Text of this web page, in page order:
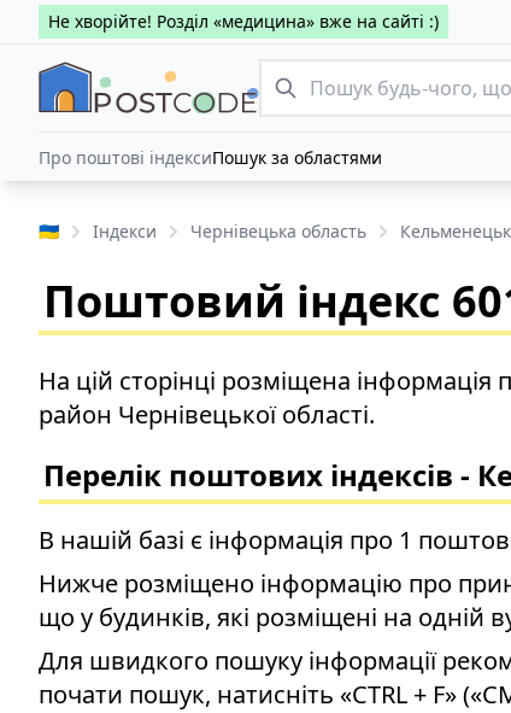
Не хворійте! Розділ «медицина» вже на сайті :)
Про поштові індексиПошук за областями
🇺🇦 Індекси Чернівецька область
Поштовий індекс
На цій сторінці розміщена
район Чернівецької області.
Перелік поштових індексів -
В нашій базі є інформація про 1
Нижче розміщено інформацію про
що у будинків, які розміщені на одній
Для швидкого пошуку інформації
почати пошук, натисніть «CTRL + F»